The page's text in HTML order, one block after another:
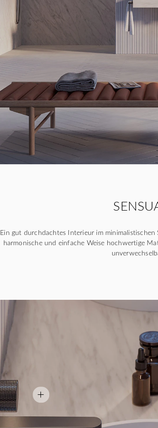
Ein gut durchdachtes Interieur im
harmonische und einfache Weise hochwertige